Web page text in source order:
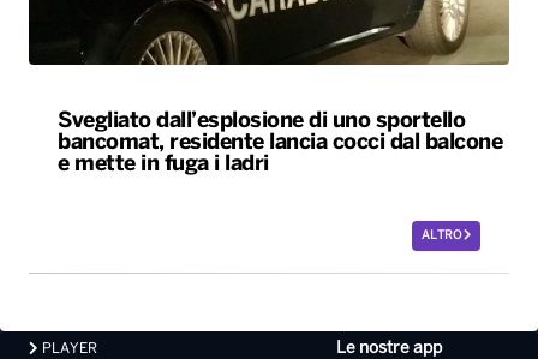
Svegliato dall’esplosione di uno sportello
bancomat, residente lancia cocci dal balcone
e mette in fuga i ladri
ALTRO
Le nostre app
PLAYER